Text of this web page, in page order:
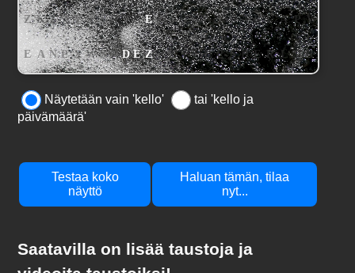
Näytetään vain 'kello'
tai 'kello ja
päivämäärä'
Testaa koko
näyttö
Haluan tämän, tilaa
nyt...
Saatavilla on lisää taustoja ja